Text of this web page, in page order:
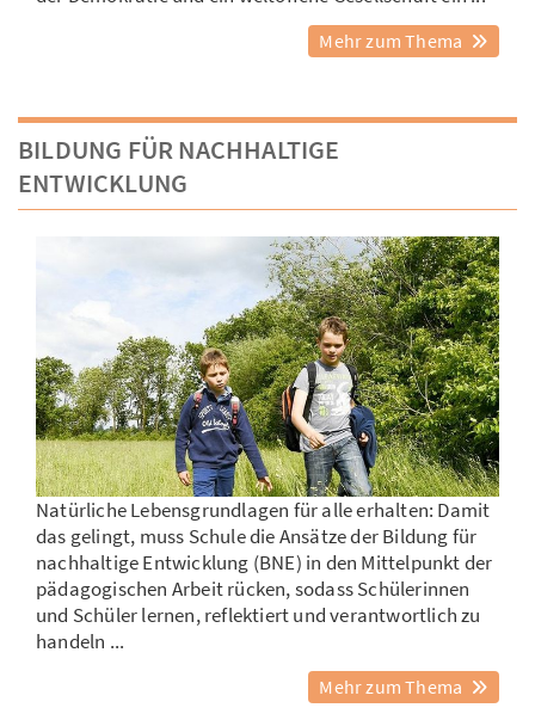
Mehr zum Thema
BILDUNG FÜR NACHHALTIGE
ENTWICKLUNG
Natürliche Lebensgrundlagen für alle erhalten: Damit
das gelingt, muss Schule die Ansätze der Bildung für
nachhaltige Entwicklung (BNE) in den Mittelpunkt der
pädagogischen Arbeit rücken, sodass Schülerinnen
und Schüler lernen, reflektiert und verantwortlich zu
handeln ...
Mehr zum Thema